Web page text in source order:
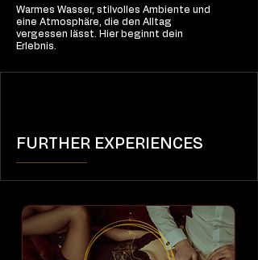
Warmes Wasser, stilvolles Ambiente und
eine Atmosphäre, die den Alltag
vergessen lässt. Hier beginnt dein
Erlebnis.
FURTHER EXPERIENCES